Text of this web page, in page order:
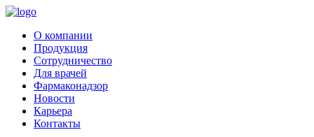
Перейти
содержимому
О компании
Продукция
Сотрудничество
Для врачей
Фармаконадзор
Новости
Карьера
Контакты